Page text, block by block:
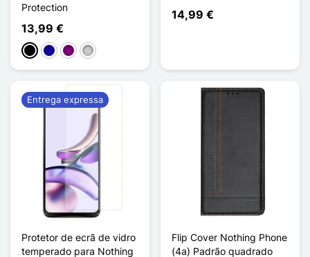
Protection
13,99 €
PretoAzul Escuro
PúrpuraTransparente
14,99 €
Protetor de ecrã de vidro
temperado para Nothing
Entrega expressa
Flip Cover Nothing Phone
(4a) Padrão quadrado